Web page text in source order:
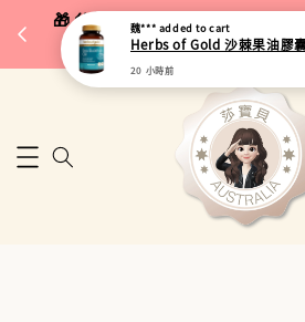
🎁 父親節限定｜全館96折・指
$5,000再折$100
魏*** added to cart
Herbs of Gold 沙棘果油膠
20 小時前